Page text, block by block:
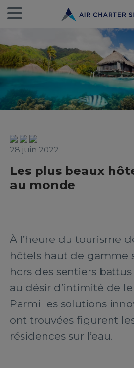
28 juin 2022
Les plus beaux
au monde
À l’heure du tourisme
hôtels haut de gamme
hors des sentiers
au désir d’intimité de
Parmi les solutions
ont trouvées figurent
résidences sur l’eau.